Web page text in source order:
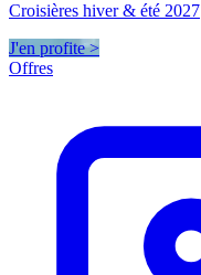
Croisières hiver & été 2027
J'en profite >
Offres